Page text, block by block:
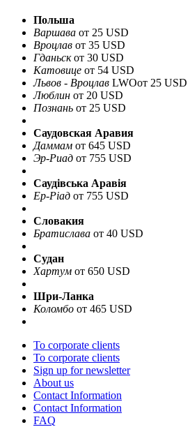
Польша
Варшава от 25 USD
Вроцлав от 35 USD
Гданьск от 30 USD
Катовице от 54 USD
Львов - Вроцлав LWOот 25 USD
Люблин от 20 USD
Познань от 25 USD
Саудовская Аравия
Даммам от 645 USD
Эр-Риад от 755 USD
Саудівська Аравія
Ер-Ріад от 755 USD
Словакия
Братислава от 40 USD
Судан
Хартум от 650 USD
Шри-Ланка
Коломбо от 465 USD
To corporate clients
To corporate clients
Sign up for newsletter
About us
Contact Information
Contact Information
FAQ